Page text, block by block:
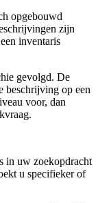
opgebouwd
zijn
inventaris
gevolgd. De
beschrijving op een
voor, dan
in uw zoekopdracht
u specifieker of